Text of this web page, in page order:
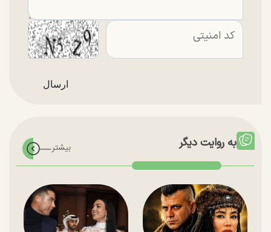
به روایت دیگر